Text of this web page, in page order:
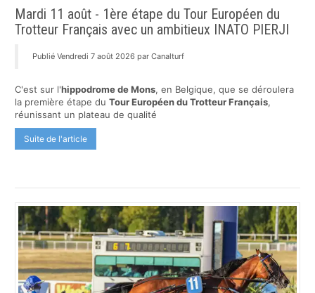
Mardi 11 août - 1ère étape du Tour Européen du
Trotteur Français avec un ambitieux INATO PIERJI
Publié Vendredi 7 août 2026 par Canalturf
C'est sur l'hippodrome de Mons, en Belgique, que se déroulera
la première étape du Tour Européen du Trotteur Français,
réunissant un plateau de qualité
Suite de l'article